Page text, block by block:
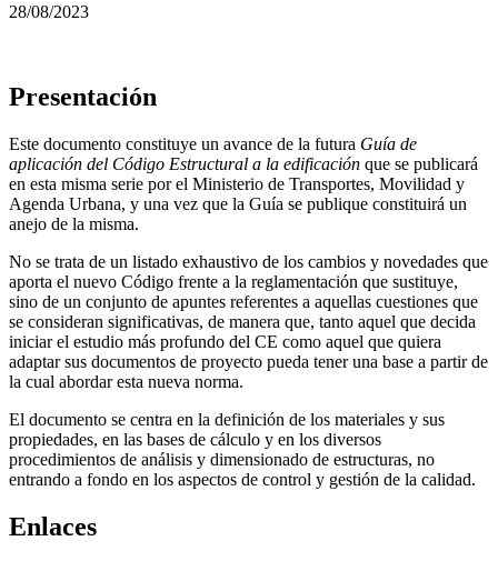
28/08/2023
Presentación
Este documento constituye un avance de la futura Guía de
aplicación del Código Estructural a la edificación que se publicará
en esta misma serie por el Ministerio de Transportes, Movilidad y
Agenda Urbana, y una vez que la Guía se publique constituirá un
anejo de la misma.
No se trata de un listado exhaustivo de los cambios y novedades que
aporta el nuevo Código frente a la reglamentación que sustituye,
sino de un conjunto de apuntes referentes a aquellas cuestiones que
se consideran significativas, de manera que, tanto aquel que decida
iniciar el estudio más profundo del CE como aquel que quiera
adaptar sus documentos de proyecto pueda tener una base a partir de
la cual abordar esta nueva norma.
El documento se centra en la definición de los materiales y sus
propiedades, en las bases de cálculo y en los diversos
procedimientos de análisis y dimensionado de estructuras, no
entrando a fondo en los aspectos de control y gestión de la calidad.
Enlaces